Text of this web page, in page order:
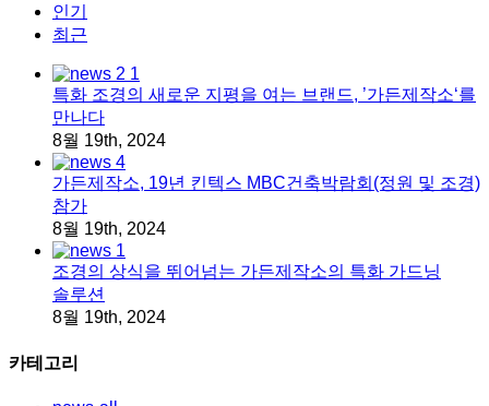
인기
최근
특화 조경의 새로운 지평을 여는 브랜드, ’가든제작소‘를
만나다
8월 19th, 2024
가든제작소, 19년 킨텍스 MBC건축박람회(정원 및 조경)
참가
8월 19th, 2024
조경의 상식을 뛰어넘는 가든제작소의 특화 가드닝
솔루션
8월 19th, 2024
카테고리